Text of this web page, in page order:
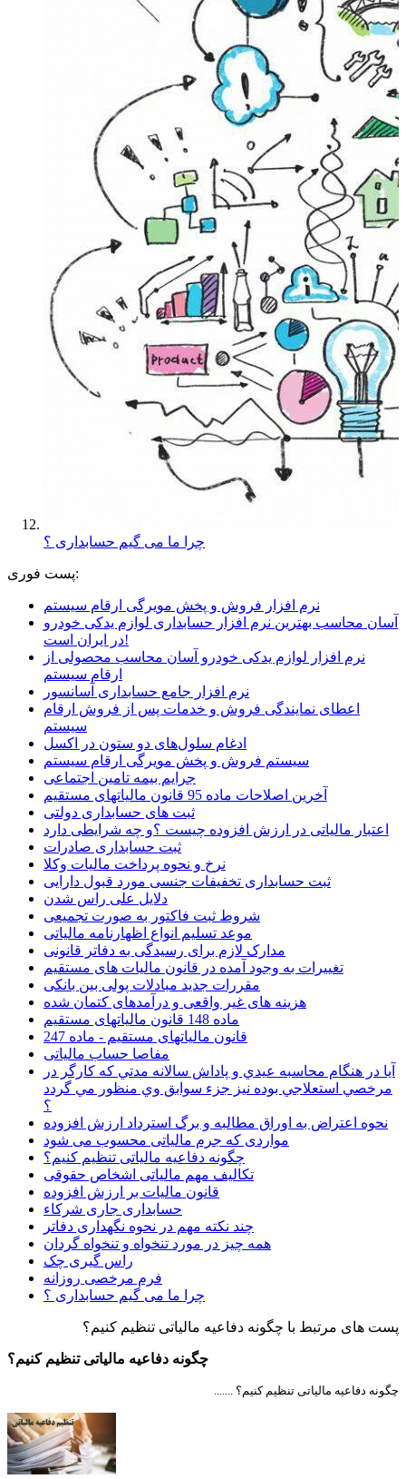
چرا ما می گیم حسابداری ؟
پست فوری:
نرم افزار فروش و پخش مویرگی ارقام سیستم
آسان محاسب بهترین نرم افزار حسابداری لوازم یدکی خودرو
در ایران است!
نرم افزار لوازم یدکی خودرو آسان محاسب محصولی از
ارقام سیستم
نرم افزار جامع حسابداری آسانسور
اعطای نمایندگی فروش و خدمات پس از فروش ارقام
سیستم
ادغام سلول‌های دو ستون در اکسل
سیستم فروش و پخش مویرگی ارقام سیستم
جرایم بیمه تامین اجتماعی
آخرین اصلاحات ماده 95 قانون مالیاتهای مستقیم
ثبت های حسابداری دولتی
اعتبار مالیاتی در ارزش افزوده چیست ؟و چه شرایطی دارد
ثبت حسابداری صادرات
نرخ و نحوه پرداخت مالیات وکلا
ثبت حسابداری تخفیفات جنسی مورد قبول دارایی
دلایل علی راس شدن
شروط ثبت فاکتور به صورت تجمیعی
موعد تسلیم انواع اظهارنامه مالیاتی
مدارک لازم برای رسیدگی به دفاتر قانونی
تغییرات به وجود آمده در قانون مالیات های مستقیم
مقررات جدید مبادلات پولی بین بانکی
هزینه های غیر واقعی و درآمدهای کتمان شده
ماده 148 قانون مالیاتهای مستقیم
قانون مالیاتهای مستقیم - ماده 247
مفاصا حساب مالیاتی
آيا در هنگام محاسبه عيدي و پاداش سالانه مدتي كه كارگر در
مرخصي استعلاجي بوده نيز جزء سوابق وي منظور مي گردد
؟
نحوه اعتراض به اوراق مطالبه و برگ استرداد ارزش افزوده
مواردی که جرم مالیاتی محسوب می شود
چگونه دفاعیه مالیاتی تنظیم کنیم؟
تکالیف مهم مالیاتی اشخاص حقوقی
قانون مالیات بر ارزش افزوده
حسابداری جاری شرکاء
چند نکته مهم در نحوه نگهداری دفاتر
همه چیز در مورد تنخواه و تنخواه گردان
راس گیری چک
فرم مرخصی روزانه
چرا ما می گیم حسابداری ؟
پست های مرتبط با چگونه دفاعیه مالیاتی تنظیم کنیم؟
چگونه دفاعیه مالیاتی تنظیم کنیم؟
چگونه دفاعیه مالیاتی تنظیم کنیم؟ .......